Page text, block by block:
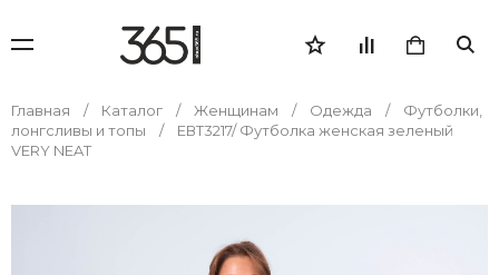
Главная Каталог Женщинам Одежда
Футболки,
лонгсливы и топы
ЕВТ3217/ Футболка женская зеленый
VERY NEAT